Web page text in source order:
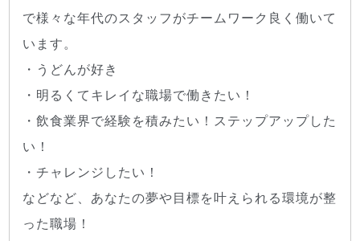
で様々な年代のスタッフがチームワーク良く働いて
います。
・うどんが好き
・明るくてキレイな職場で働きたい！
・飲食業界で経験を積みたい！ステップアップした
い！
・チャレンジしたい！
などなど、あなたの夢や目標を叶えられる環境が整
った職場！